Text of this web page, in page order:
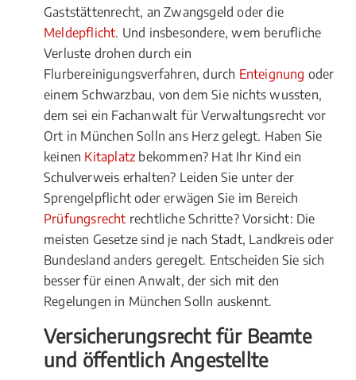
Gaststättenrecht, an Zwangsgeld oder die
Meldepflicht. Und insbesondere, wem berufliche
Verluste drohen durch ein
Flurbereinigungsverfahren, durch Enteignung oder
einem Schwarzbau, von dem Sie nichts wussten,
dem sei ein Fachanwalt für Verwaltungsrecht vor
Ort in München Solln ans Herz gelegt. Haben Sie
keinen Kitaplatz bekommen? Hat Ihr Kind ein
Schulverweis erhalten? Leiden Sie unter der
Sprengelpflicht oder erwägen Sie im Bereich
Prüfungsrecht rechtliche Schritte? Vorsicht: Die
meisten Gesetze sind je nach Stadt, Landkreis oder
Bundesland anders geregelt. Entscheiden Sie sich
besser für einen Anwalt, der sich mit den
Regelungen in München Solln auskennt.
Versicherungsrecht für Beamte
und öffentlich Angestellte